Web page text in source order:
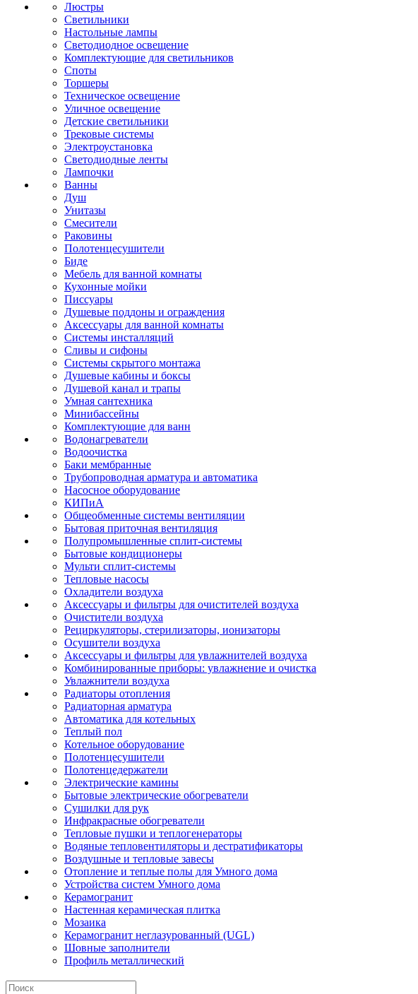
Люстры
Светильники
Настольные лампы
Светодиодное освещение
Комплектующие для светильников
Споты
Торшеры
Техническое освещение
Уличное освещение
Детские светильники
Трековые системы
Электроустановка
Светодиодные ленты
Лампочки
Ванны
Душ
Унитазы
Смесители
Раковины
Полотенцесушители
Биде
Мебель для ванной комнаты
Кухонные мойки
Писсуары
Душевые поддоны и ограждения
Аксессуары для ванной комнаты
Системы инсталляций
Сливы и сифоны
Системы скрытого монтажа
Душевые кабины и боксы
Душевой канал и трапы
Умная сантехника
Минибассейны
Комплектующие для ванн
Водонагреватели
Водоочистка
Баки мембранные
Трубопроводная арматура и автоматика
Насосное оборудование
КИПиА
Общеобменные системы вентиляции
Бытовая приточная вентиляция
Полупромышленные сплит-системы
Бытовые кондиционеры
Мульти сплит-системы
Тепловые насосы
Охладители воздуха
Аксессуары и фильтры для очистителей воздуха
Очистители воздуха
Рециркуляторы, стерилизаторы, ионизаторы
Осушители воздуха
Аксессуары и фильтры для увлажнителей воздуха
Комбинированные приборы: увлажнение и очистка
Увлажнители воздуха
Радиаторы отопления
Радиаторная арматура
Автоматика для котельных
Теплый пол
Котельное оборудование
Полотенцесушители
Полотенцедержатели
Электрические камины
Бытовые электрические обогреватели
Сушилки для рук
Инфракрасные обогреватели
Тепловые пушки и теплогенераторы
Водяные тепловентиляторы и дестратификаторы
Воздушные и тепловые завесы
Отопление и теплые полы для Умного дома
Устройства систем Умного дома
Керамогранит
Настенная керамическая плитка
Мозаика
Керамогранит неглазурованный (UGL)
Шовные заполнители
Профиль металлический